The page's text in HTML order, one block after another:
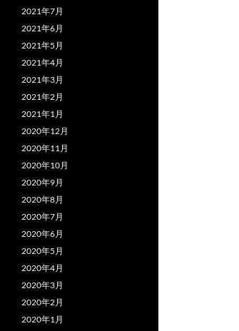
2021年7月
2021年6月
2021年5月
2021年4月
2021年3月
2021年2月
2021年1月
2020年12月
2020年11月
2020年10月
2020年9月
2020年8月
2020年7月
2020年6月
2020年5月
2020年4月
2020年3月
2020年2月
2020年1月